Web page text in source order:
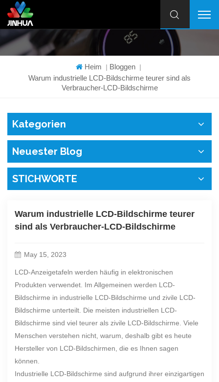
Heim | Bloggen |
Warum industrielle LCD-Bildschirme teurer sind als
Verbraucher-LCD-Bildschirme
Kategorien
Neuester Blog
STICHWORTE
Warum industrielle LCD-Bildschirme teurer
sind als Verbraucher-LCD-Bildschirme
May 15, 2023
LCD-Anzeigetafeln werden häufig in elektronischen
Produkten verwendet. Im Allgemeinen werden LCD-
Bildschirme in industrielle LCD-Bildschirme und zivile LCD-
Bildschirme unterteilt. Die meisten industriellen LCD-
Bildschirme sind viel teurer als zivile LCD-Bildschirme. Viele
Menschen verstehen nicht, warum, deshalb gibt es heute
Hersteller von LCD-Bildschirmen, die es Ihnen sagen
können.
Industrielle LCD-Bildschirme sind aufgrund ihrer einzigartigen